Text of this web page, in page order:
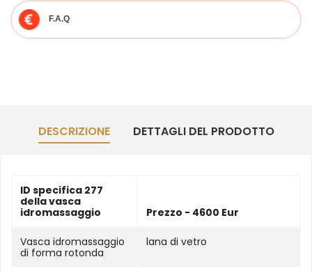
F.A.Q
DESCRIZIONE DETTAGLI DEL PRODOTTO
ID specifica 277
della vasca
idromassaggio
Prezzo - 4600 Eur
Vasca idromassaggio
di forma rotonda
lana di vetro